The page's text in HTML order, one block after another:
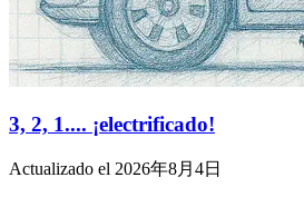
3, 2, 1.... ¡electrificado!
Actualizado el 2026年8月4日